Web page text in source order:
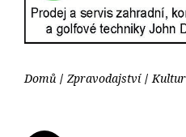
Domů Zpravodajství